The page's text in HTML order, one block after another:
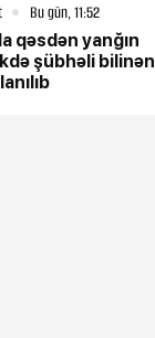
Bu gün, 11:52
qəsdən yanğın
şübhəli bilinən